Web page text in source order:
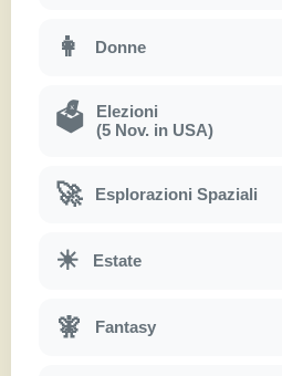
👩 Donne
🗳
Elezioni
(5 Nov. in USA)
🚀 Esplorazioni Spaziali
☀ Estate
🧚 Fantasy